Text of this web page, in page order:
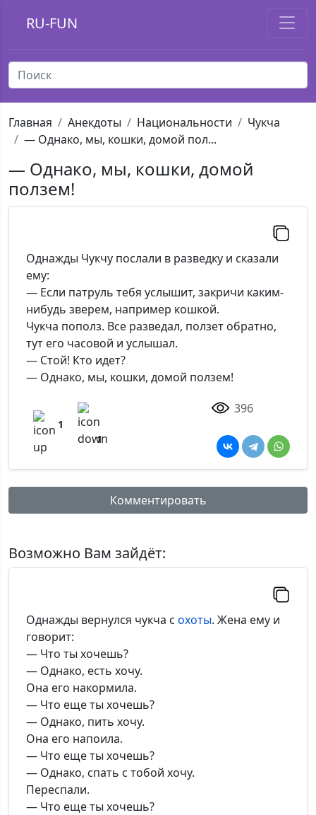
RU-FUN
Главная Анекдоты Национальности
Чукча
— Однако, мы, кошки, домой пол...
— Однако, мы, кошки, домой
ползем!
Однажды Чукчу послали в разведку и сказали
ему:
— Если патруль тебя услышит, закричи каким-
нибудь зверем, например кошкой.
Чукча пополз. Все разведал, ползет обратно,
тут его часовой и услышал.
— Стой! Кто идет?
— Однако, мы, кошки, домой ползем!
1
1
396
Комментировать
*Максимальное кол-во символов - 500. Ручная модерация.
Возможно Вам зайдёт:
Однажды вернулся чукча с охоты. Жена ему и
говорит:
— Что ты хочешь?
— Однако, есть хочу.
Она его накормила.
— Что еще ты хочешь?
— Однако, пить хочу.
Она его напоила.
— Что еще ты хочешь?
— Однако, спать с тобой хочу.
Переспали.
— Что еще ты хочешь?